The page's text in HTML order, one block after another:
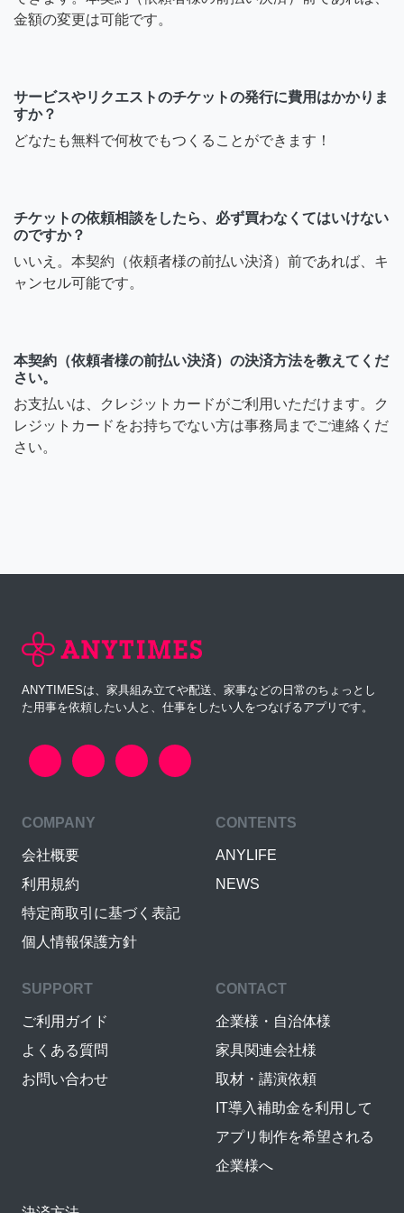
金額の変更は可能です。
サービスやリクエストのチケットの発行に費用はかかりま
すか？
どなたも無料で何枚でもつくることができます！
チケットの依頼相談をしたら、必ず買わなくてはいけない
のですか？
いいえ。本契約（依頼者様の前払い決済）前であれば、キ
ャンセル可能です。
本契約（依頼者様の前払い決済）の決済方法を教えてくだ
さい。
お支払いは、クレジットカードがご利用いただけます。ク
レジットカードをお持ちでない方は事務局までご連絡くだ
さい。
ANYTIMESは、家具組み立てや配送、家事などの日常のちょっとし
た用事を依頼したい人と、仕事をしたい人をつなげるアプリです。
COMPANY
会社概要
利用規約
特定商取引に基づく表記
個人情報保護方針
CONTENTS
ANYLIFE
NEWS
SUPPORT
ご利用ガイド
よくある質問
お問い合わせ
CONTACT
企業様・自治体様
家具関連会社様
取材・講演依頼
IT導入補助金を利用して
アプリ制作を希望される
企業様へ